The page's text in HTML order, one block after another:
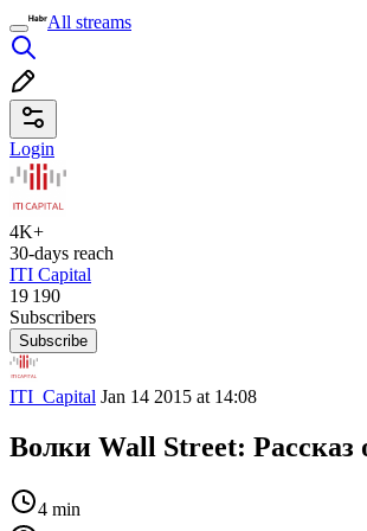
All streams
Login
4K+
30-days reach
ITI Capital
19 190
Subscribers
Subscribe
ITI_Capital Jan 14 2015 at 14:08
Волки Wall Street: Рассказ
4 min